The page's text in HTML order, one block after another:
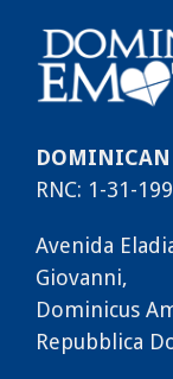
DOMINICAN
RNC: 1-31-
Avenida
Giovanni,
Dominicus
Repubblica